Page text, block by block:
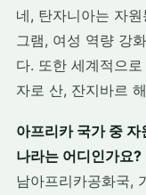
네, 탄자니아는 자
그램, 여성 역량 강
다. 또한 세계적으
자로 산, 잔지바르
아프리카 국가 중
나라는 어디인가요?
남아프리카공화국,